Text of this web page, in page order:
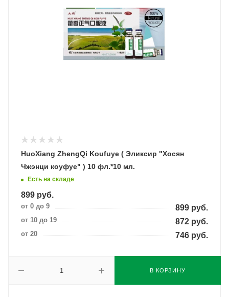
HuoXiang ZhengQi Koufuye ( Эликсир "Хосян
Чжэнци коуфуе" ) 10 фл.*10 мл.
Есть на складе
899 руб.
от 0 до 9 899 руб.
от 10 до 19 872 руб.
от 20 746 руб.
В КОРЗИНУ